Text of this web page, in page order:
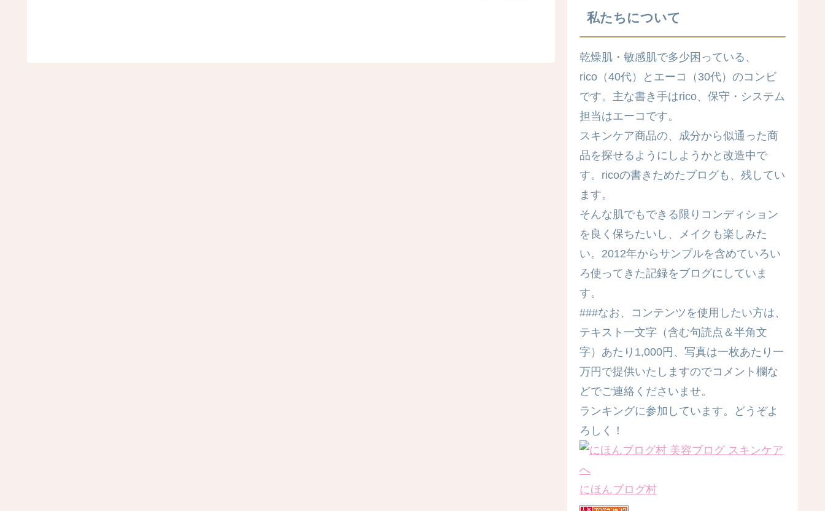
私たちについて
乾燥肌・敏感肌で多少困っている、
rico（40代）とエーコ（30代）のコンビ
です。主な書き手はrico、保守・システム
担当はエーコです。
スキンケア商品の、成分から似通った商
品を探せるようにしようかと改造中で
す。ricoの書きためたブログも、残してい
ます。
そんな肌でもできる限りコンディション
を良く保ちたいし、メイクも楽しみた
い。2012年からサンプルを含めていろい
ろ使ってきた記録をブログにしていま
す。
###なお、コンテンツを使用したい方は、
テキスト一文字（含む句読点＆半角文
字）あたり1,000円、写真は一枚あたり一
万円で提供いたしますのでコメント欄な
どでご連絡くださいませ。
ランキングに参加しています。どうぞよ
ろしく！
にほんブログ村